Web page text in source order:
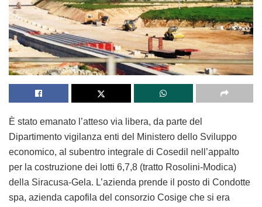
È stato emanato l’atteso via libera, da parte del
Dipartimento vigilanza enti del Ministero dello Sviluppo
economico, al subentro integrale di Cosedil nell’appalto
per la costruzione dei lotti 6,7,8 (tratto Rosolini-Modica)
della Siracusa-Gela. L’azienda prende il posto di Condotte
spa, azienda capofila del consorzio Cosige che si era